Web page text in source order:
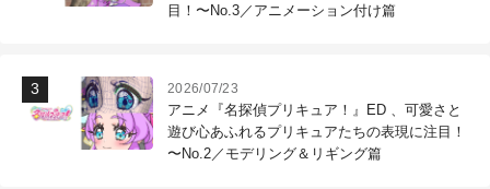
目！〜No.3／アニメーション付け篇
2026/07/23
アニメ『名探偵プリキュア！』ED 、可愛さと
遊び心あふれるプリキュアたちの表現に注目！
〜No.2／モデリング＆リギング篇